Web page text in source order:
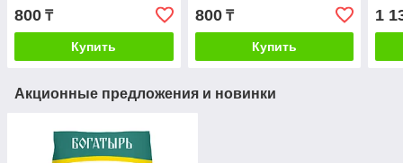
800 ₸
Купить
800₸
Купить
1
Акционные предложения и новинки